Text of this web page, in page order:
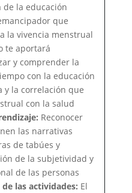
de la educación
que
la vivencia menstrual
te aportará
y comprender la
con la educación
y la correlación que
con la salud
Reconocer
las narrativas
de tabúes y
de la subjetividad y
de las personas
de las actividades: El